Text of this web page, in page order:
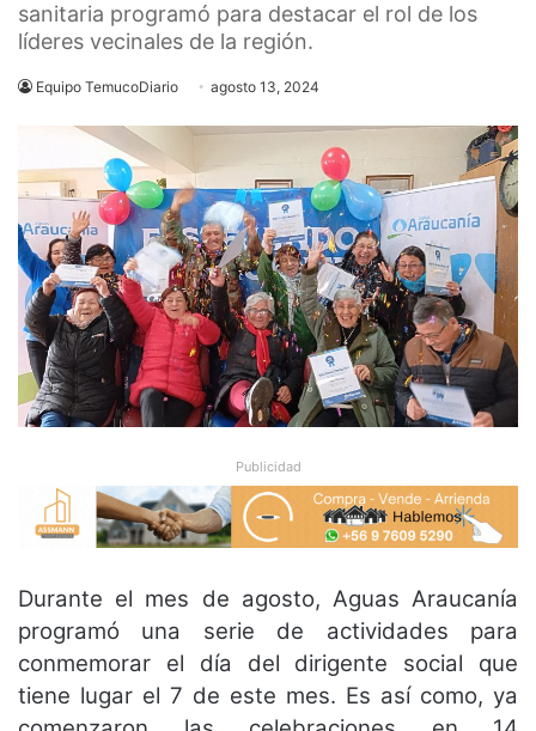
sanitaria programó para destacar el rol de los
líderes vecinales de la región.
Equipo TemucoDiario agosto 13, 2024
Publicidad
Durante el mes de agosto, Aguas Araucanía
programó una serie de actividades para
conmemorar el día del dirigente social que
tiene lugar el 7 de este mes. Es así como, ya